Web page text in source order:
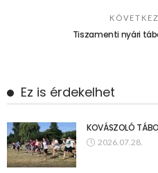
Tiszamenti nyári
Ez is érdekelhet
KOVÁSZOLÓ
2026.07.28.